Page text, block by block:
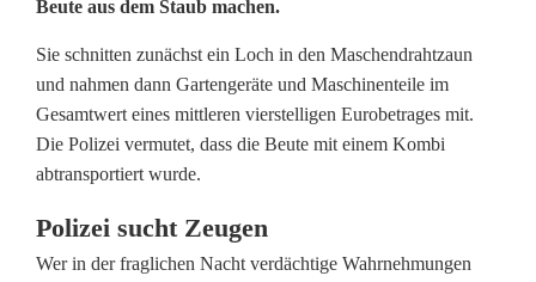
e
s
t
i
Beute aus dem Staub machen.
Sie schnitten zunächst ein Loch in den Maschendrahtzaun
und nahmen dann Gartengeräte und Maschinenteile im
Gesamtwert eines mittleren vierstelligen Eurobetrages mit.
Die Polizei vermutet, dass die Beute mit einem Kombi
abtransportiert wurde.
Polizei sucht Zeugen
Wer in der fraglichen Nacht verdächtige Wahrnehmungen